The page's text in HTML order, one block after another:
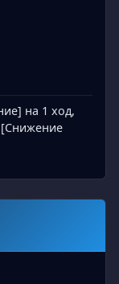
на 1 ход,